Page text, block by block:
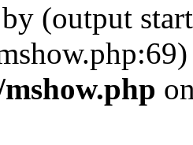
(output